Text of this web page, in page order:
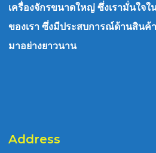
เครื่องจักรขนาดใหญ่ ซึ่งเรามั่นใจ
ของเรา ซึ่งมีประสบการณ์ด้านสินค้
มาอย่างยาวนาน
Address